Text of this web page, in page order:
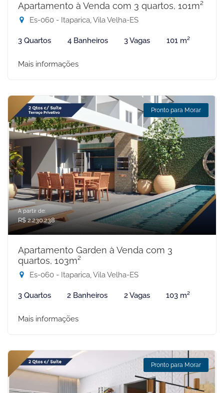
Apartamento à Venda com 3 quartos, 101m²
Es-060 - Itaparica, Vila Velha-ES
3 Quartos 4 Banheiros 3 Vagas 101 m²
Mais informações
Pronto para Morar
A partir de:
R$ 2.230.238
Apartamento Garden à Venda com 3
quartos, 103m²
Es-060 - Itaparica, Vila Velha-ES
3 Quartos 2 Banheiros 2 Vagas 103 m²
Mais informações
Pronto para Morar